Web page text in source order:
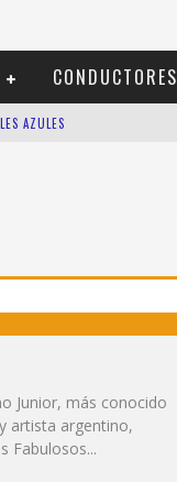
CONDUCTORES
AZULES
Junior, más conocido
artista argentino,
Fabulosos...